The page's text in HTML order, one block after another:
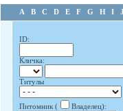
A B C D E F G H I J
ID:
Кличка:
Титулы
Питомник ( Владелец):